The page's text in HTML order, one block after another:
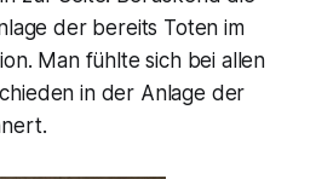
der bereits Toten im
Man fühlte sich bei allen
in der Anlage der